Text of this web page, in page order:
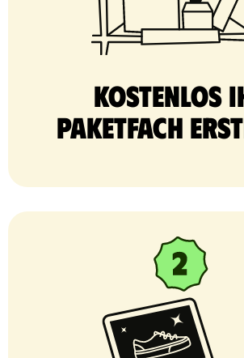
Kostenlos
Paketfach